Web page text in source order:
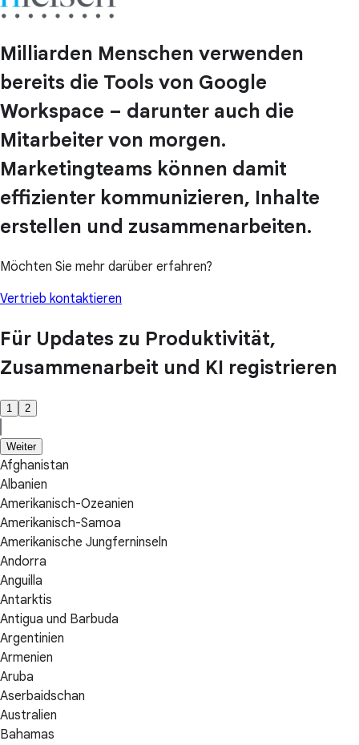
Milliarden Menschen verwenden
bereits die Tools von Google
Workspace – darunter auch die
Mitarbeiter von morgen.
Marketingteams können damit
effizienter kommunizieren, Inhalte
erstellen und zusammenarbeiten.
Möchten Sie mehr darüber erfahren?
Vertrieb kontaktieren
Für Updates zu Produktivität,
Zusammenarbeit und KI registrieren
1 2
Weiter
Afghanistan
Albanien
Amerikanisch-Ozeanien
Amerikanisch-Samoa
Amerikanische Jungferninseln
Andorra
Anguilla
Antarktis
Antigua und Barbuda
Argentinien
Armenien
Aruba
Aserbaidschan
Australien
Bahamas